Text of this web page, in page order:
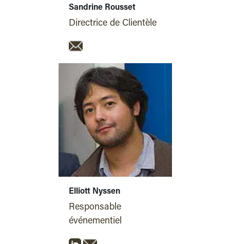
Sandrine Rousset
Directrice de Clientèle
Elliott Nyssen
Responsable
événementiel